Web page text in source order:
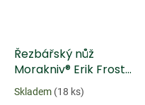
Řezbářský nůž
Morakniv® Erik Frost
No.920
Skladem (18 ks)